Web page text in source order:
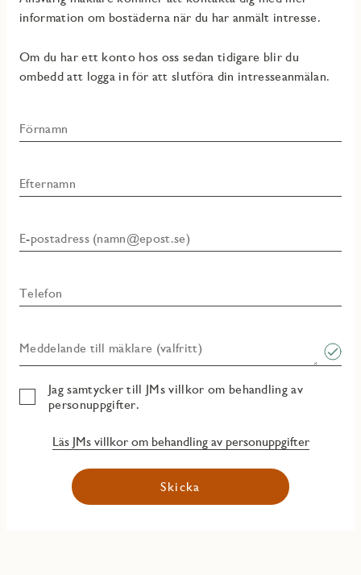
information om bostäderna när du har anmält intresse.
Om du har ett konto hos oss sedan tidigare blir du
ombedd att logga in för att slutföra din intresseanmälan.
Förnamn
Efternamn
E-postadress (namn@epost.se)
Telefon
Meddelande till mäklare (valfritt)
Jag samtycker till JMs villkor om behandling av
personuppgifter.
Läs JMs villkor om behandling av personuppgifter
Skicka